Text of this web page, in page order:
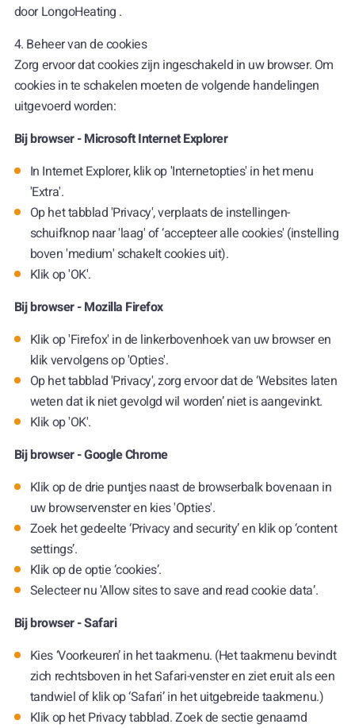
door LongoHeating .
4. Beheer van de cookies
Zorg ervoor dat cookies zijn ingeschakeld in uw browser. Om
cookies in te schakelen moeten de volgende handelingen
uitgevoerd worden:
Bij browser - Microsoft Internet Explorer
In Internet Explorer, klik op 'Internetopties' in het menu
'Extra'.
Op het tabblad 'Privacy', verplaats de instellingen-
schuifknop naar 'laag' of ‘accepteer alle cookies' (instelling
boven 'medium' schakelt cookies uit).
Klik op 'OK'.
Bij browser - Mozilla Firefox
Klik op 'Firefox' in de linkerbovenhoek van uw browser en
klik vervolgens op 'Opties'.
Op het tabblad 'Privacy', zorg ervoor dat de ‘Websites laten
weten dat ik niet gevolgd wil worden’ niet is aangevinkt.
Klik op 'OK'.
Bij browser - Google Chrome
Klik op de drie puntjes naast de browserbalk bovenaan in
uw browservenster en kies 'Opties'.
Zoek het gedeelte ‘Privacy and security’ en klik op ‘content
settings’.
Klik op de optie ‘cookies’.
Selecteer nu 'Allow sites to save and read cookie data’.
Bij browser - Safari
Kies ‘Voorkeuren’ in het taakmenu. (Het taakmenu bevindt
zich rechtsboven in het Safari-venster en ziet eruit als een
tandwiel of klik op ‘Safari’ in het uitgebreide taakmenu.)
Klik op het Privacy tabblad. Zoek de sectie genaamd